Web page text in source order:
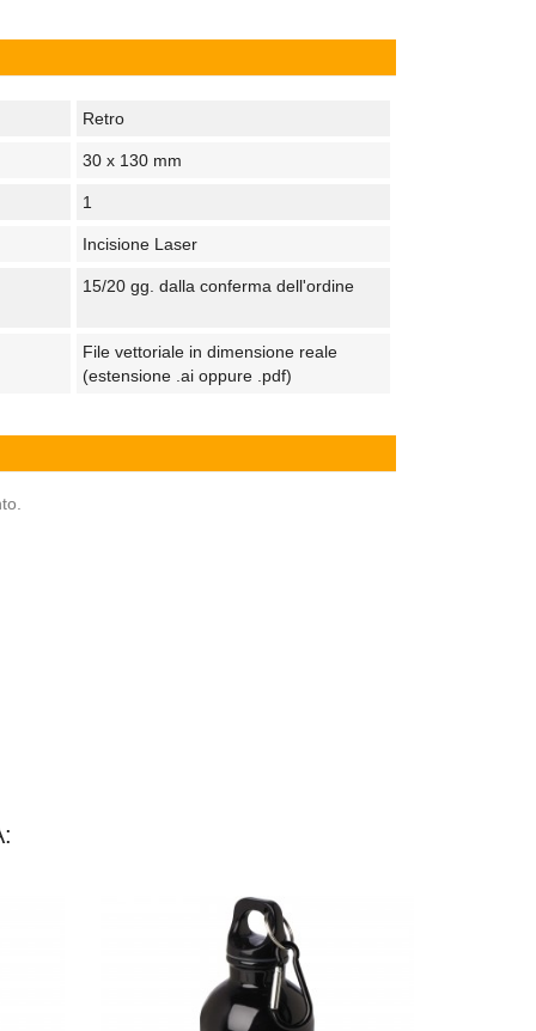
Retro
30 x 130 mm
1
Incisione Laser
15/20 gg. dalla conferma dell'ordine
File vettoriale in dimensione reale
(estensione .ai oppure .pdf)